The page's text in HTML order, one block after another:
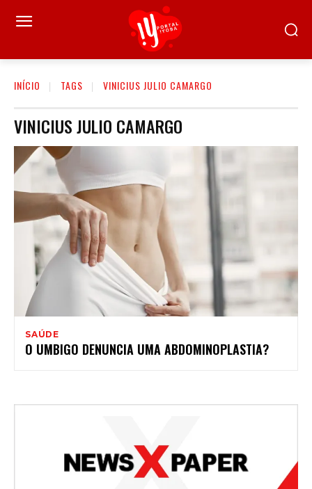
INÍCIO TAGS VINICIUS JULIO CAMARGO
VINICIUS JULIO CAMARGO
SAÚDE
O UMBIGO DENUNCIA UMA ABDOMINOPLASTIA?